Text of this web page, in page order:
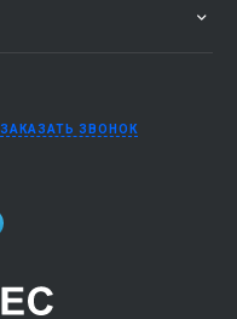
ЗАКАЗАТЬ ЗВОНОК